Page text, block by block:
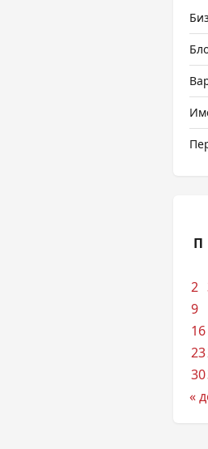
П
2
9
16
23
30
«